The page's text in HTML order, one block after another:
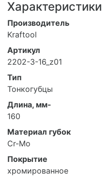
Характеристики
Производитель
Kraftool
Артикул
2202-3-16_z01
Тип
Тонкогубцы
Длина, мм-
160
Материал губок
Cr-Mo
Покрытие
хромированное